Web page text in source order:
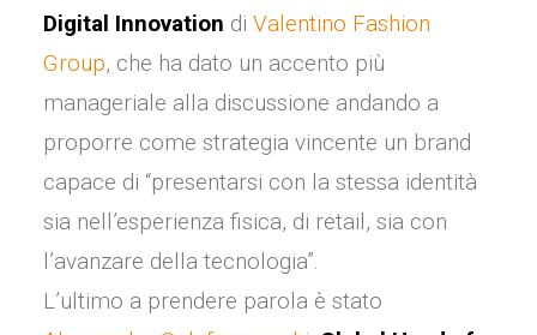
Digital Innovation di Valentino Fashion
Group, che ha dato un accento più
manageriale alla discussione andando a
proporre come strategia vincente un brand
capace di “presentarsi con la stessa identità
sia nell’esperienza fisica, di retail, sia con
l’avanzare della tecnologia”.
L’ultimo a prendere parola è stato